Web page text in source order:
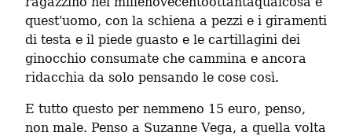
quest'uomo, con la schiena a pezzi e i giramenti
di testa e il piede guasto e le cartillagini dei
ginocchio consumate che cammina e ancora
ridacchia da solo pensando le cose così.
E tutto questo per nemmeno 15 euro, penso,
non male. Penso a Suzanne Vega, a quella volta